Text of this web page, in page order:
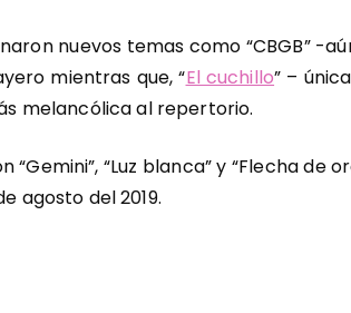
nuevos temas como “CBGB” -
mientras que, “El cuchillo” –
melancólica al repertorio.
“Luz blanca” y “Flecha de
agosto del 2019.